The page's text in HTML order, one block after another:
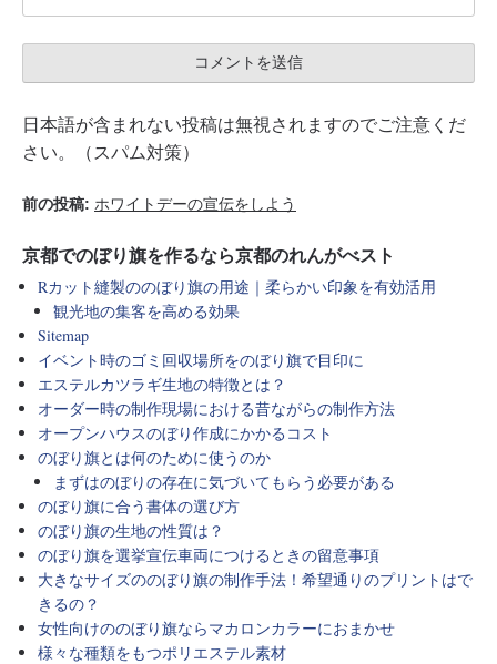
日本語が含まれない投稿は無視されますのでご注意くだ
さい。（スパム対策）
前の投稿: ホワイトデーの宣伝をしよう
京都でのぼり旗を作るなら京都のれんがべスト
Rカット縫製ののぼり旗の用途｜柔らかい印象を有効活用
観光地の集客を高める効果
Sitemap
イベント時のゴミ回収場所をのぼり旗で目印に
エステルカツラギ生地の特徴とは？
オーダー時の制作現場における昔ながらの制作方法
オープンハウスのぼり作成にかかるコスト
のぼり旗とは何のために使うのか
まずはのぼりの存在に気づいてもらう必要がある
のぼり旗に合う書体の選び方
のぼり旗の生地の性質は？
のぼり旗を選挙宣伝車両につけるときの留意事項
大きなサイズののぼり旗の制作手法！希望通りのプリントはで
きるの？
女性向けののぼり旗ならマカロンカラーにおまかせ
様々な種類をもつポリエステル素材